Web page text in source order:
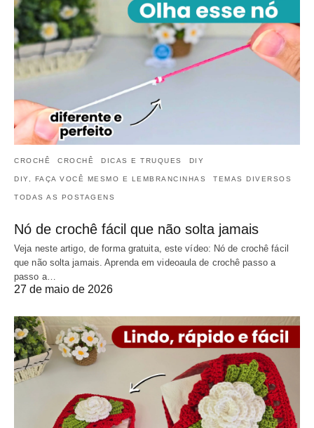
CROCHÊ CROCHÊ DICAS E TRUQUES DIY
DIY, FAÇA VOCÊ MESMO E LEMBRANCINHAS TEMAS DIVERSOS
TODAS AS POSTAGENS
Nó de crochê fácil que não solta jamais
Veja neste artigo, de forma gratuita, este vídeo: Nó de crochê fácil
que não solta jamais. Aprenda em videoaula de crochê passo a
passo a…
27 de maio de 2026